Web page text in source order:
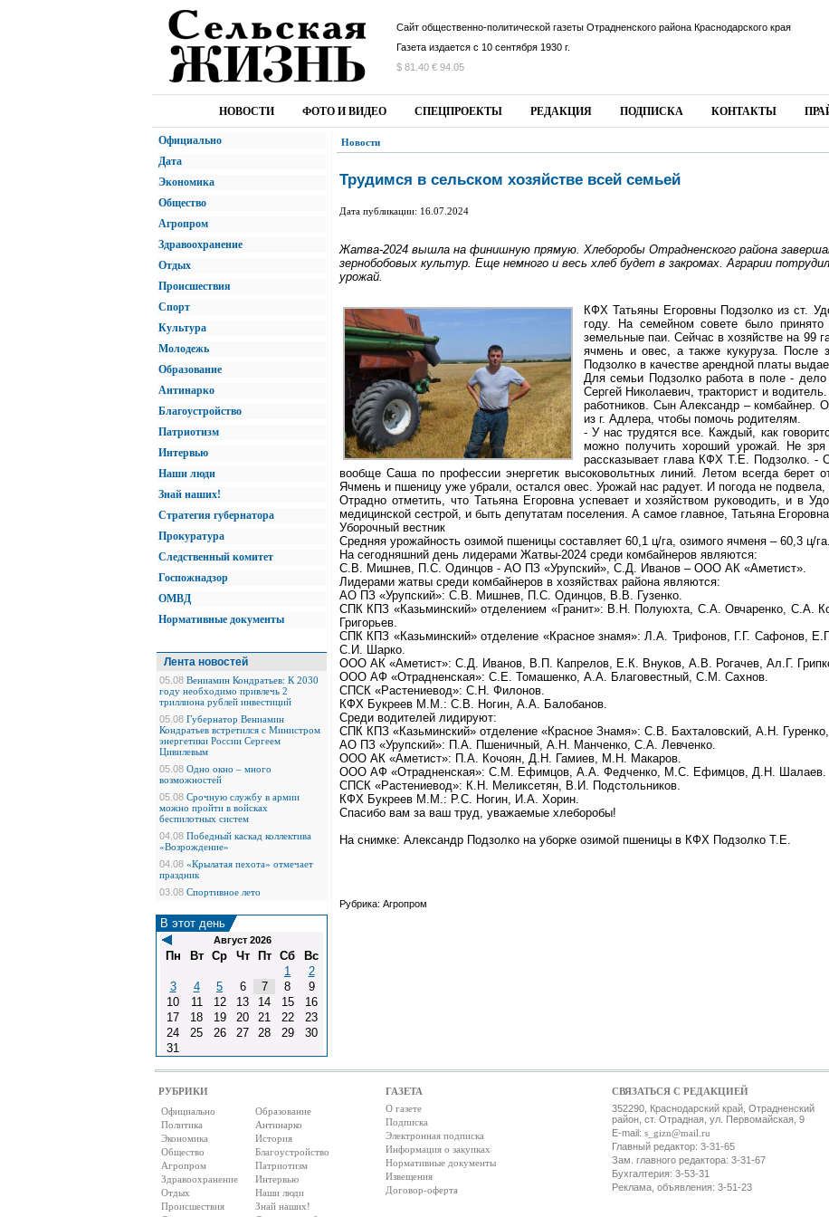
Сайт общественно-политической газеты Отрадненского района Краснодарского края
Газета издается с 10 сентября 1930 г.
$ 81.40 € 94.05
НОВОСТИ ФОТО И ВИДЕО СПЕЦПРОЕКТЫ РЕДАКЦИЯ ПОДПИСКА КОНТАКТЫ
Официально
Дата
Экономика
Общество
Агропром
Здравоохранение
Отдых
Происшествия
Спорт
Культура
Молодежь
Образование
Антинарко
Благоустройство
Патриотизм
Интервью
Наши люди
Знай наших!
Стратегия губернатора
Прокуратура
Следственный комитет
Госпожнадзор
ОМВД
Нормативные документы
Лента новостей
05.08 Вениамин Кондратьев: К 2030
году необходимо привлечь 2
триллиона рублей инвестиций
05.08 Губернатор Вениамин
Кондратьев встретился с Министром
энергетики России Сергеем
Цивилевым
05.08 Одно окно – много
возможностей
05.08 Срочную службу в армии
можно пройти в войсках
беспилотных систем
04.08 Победный каскад коллектива
«Возрождение»
04.08 «Крылатая пехота» отмечает
праздник
03.08 Спортивное лето
В этот день
Август 2026
Пн Вт Ср Чт Пт Сб
Вс
1
2
3
4 5 6 7 8
9
10
11 12 13 14 15
16
17
18 19 20 21 22
23
24
25 26 27 28 29
30
31
Новости
Трудимся в сельском хозяйстве всей семьей
Дата публикации: 16.07.2024
Жатва-2024 вышла на финишную прямую. Хлеборобы Отрадненского района
зернобобовых культур. Еще немного и весь хлеб будет в закромах. Аграрии
урожай.
КФХ Татьяны Егоровны Подзолко из ст.
году. На семейном совете было
земельные паи. Сейчас в хозяйстве на 99
ячмень и овес, а также кукуруза.
Подзолко в качестве арендной платы
Для семьи Подзолко работа в поле -
Сергей Николаевич, тракторист и
работников. Сын Александр – комбайнер.
из г. Адлера, чтобы помочь родителям.
- У нас трудятся все. Каждый, как
можно получить хороший урожай. Не
рассказывает глава КФХ Т.Е. Подзолко. -
вообще Саша по профессии энергетик высоковольтных линий. Летом всегда берет
Ячмень и пшеницу уже убрали, остался овес. Урожай нас радует. И погода не подвела,
Отрадно отметить, что Татьяна Егоровна успевает и хозяйством руководить, и в
медицинской сестрой, и быть депутатам поселения. А самое главное, Татьяна
Уборочный вестник
Средняя урожайность озимой пшеницы составляет 60,1 ц/га, озимого ячменя – 60,3 ц/га.
На сегодняшний день лидерами Жатвы-2024 среди комбайнеров являются:
С.В. Мишнев, П.С. Одинцов - АО ПЗ «Урупский», С.Д. Иванов – ООО АК «Аметист».
Лидерами жатвы среди комбайнеров в хозяйствах района являются:
АО ПЗ «Урупский»: С.В. Мишнев, П.С. Одинцов, В.В. Гузенко.
СПК КПЗ «Казьминский» отделением «Гранит»: В.Н. Полуюхта, С.А. Овчаренко,
Григорьев.
СПК КПЗ «Казьминский» отделение «Красное знамя»: Л.А. Трифонов, Г.Г. Сафонов,
С.И. Шарко.
ООО АК «Аметист»: С.Д. Иванов, В.П. Капрелов, Е.К. Внуков, А.В. Рогачев, Ал.Г.
ООО АФ «Отрадненская»: С.Е. Томашенко, А.А. Благовестный, С.М. Сахнов.
СПСК «Растениевод»: С.Н. Филонов.
КФХ Букреев М.М.: С.В. Ногин, А.А. Балобанов.
Среди водителей лидируют:
СПК КПЗ «Казьминский» отделение «Красное Знамя»: С.В. Бахталовский, А.Н.
АО ПЗ «Урупский»: П.А. Пшеничный, А.Н. Манченко, С.А. Левченко.
ООО АК «Аметист»: П.А. Кочоян, Д.Н. Гамиев, М.Н. Макаров.
ООО АФ «Отрадненская»: С.М. Ефимцов, А.А. Федченко, М.С. Ефимцов, Д.Н. Шалаев.
СПСК «Растениевод»: К.Н. Меликсетян, В.И. Подстольников.
КФХ Букреев М.М.: Р.С. Ногин, И.А. Хорин.
Спасибо вам за ваш труд, уважаемые хлеборобы!
На снимке: Александр Подзолко на уборке озимой пшеницы в КФХ Подзолко Т.Е.
Рубрика: Агропром
РУБРИКИ ГАЗЕТА СВЯЗАТЬСЯ С РЕДАКЦИЕЙ
Официально
Политика
Экономика
Общество
Агропром
Здравоохранение
Отдых
Происшествия
Образование
Антинарко
История
Благоустройство
Патриотизм
Интервью
Наши люди
Знай наших!
О газете
Подписка
Электронная подписка
Информация о закупках
Нормативные документы
Извещения
Договор-оферта
352290, Краснодарский край, Отрадненский
район, ст. Отрадная, ул. Первомайская, 9
E-mail: s_gizn@mail.ru
Главный редактор: 3-31-65
Зам. главного редактора: 3-31-67
Бухгалтерия: 3-53-31
Реклама, объявления: 3-51-23